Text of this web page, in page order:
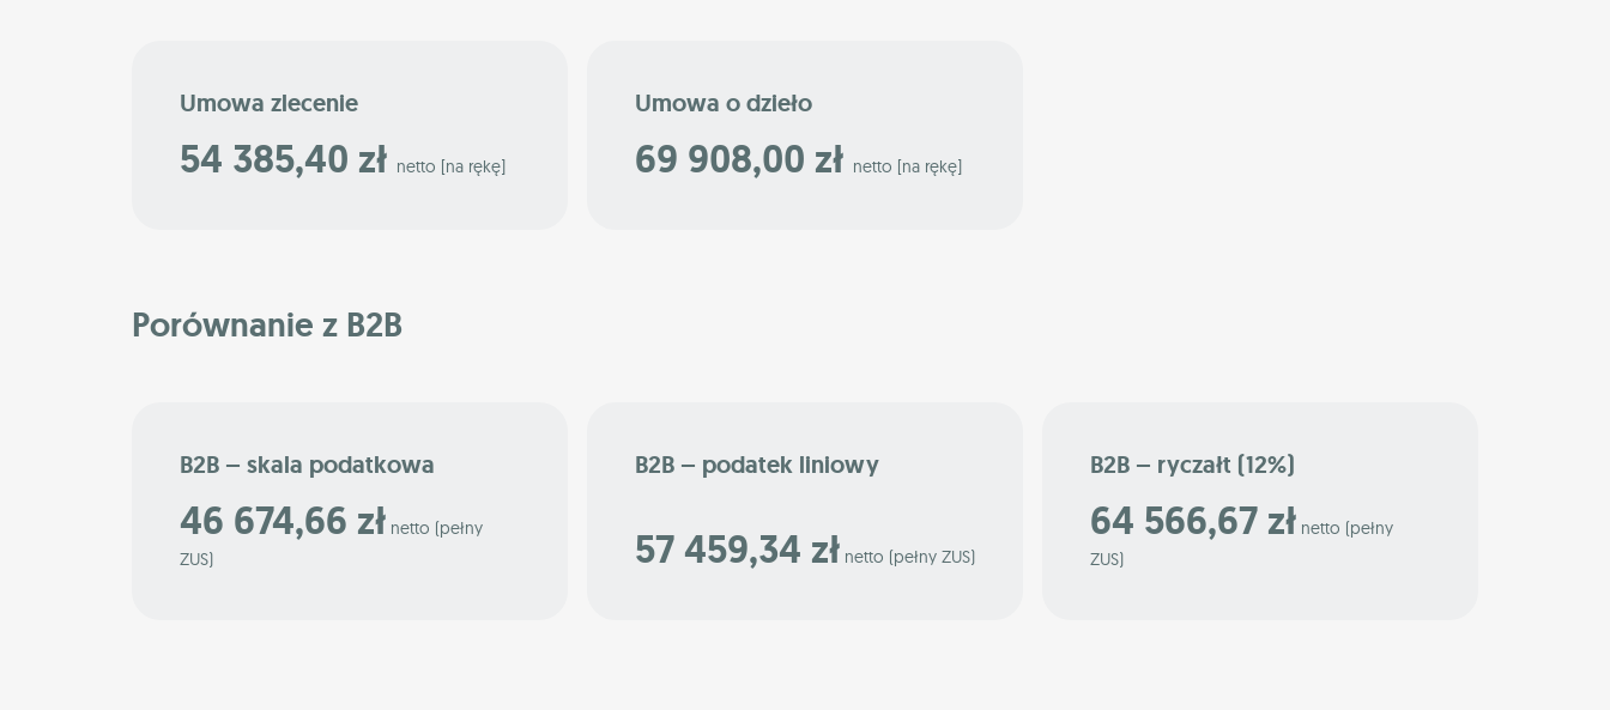
Umowa zlecenie
54 385,40 zł netto [na rękę]
Umowa o dzieło
69 908,00 zł netto [na rękę]
Porównanie z B2B
B2B – skala podatkowa
46 674,66 zł netto (pełny
ZUS)
B2B – podatek liniowy
57 459,34 zł netto (pełny ZUS)
B2B – ryczałt (12%)
64 566,67 zł netto (pełny
ZUS)